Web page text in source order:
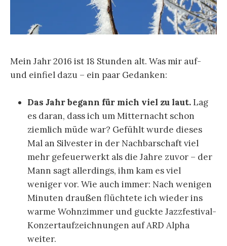
Mein Jahr 2016 ist 18 Stunden alt. Was mir auf-
und einfiel dazu – ein paar Gedanken:
Das Jahr begann für mich viel zu laut.Lag
es daran, dass ich um Mitternacht schon
ziemlich müde war? Gefühlt wurde dieses
Mal an Silvester in der Nachbarschaft viel
mehr gefeuerwerkt als die Jahre zuvor – der
Mann sagt allerdings, ihm kam es viel
weniger vor. Wie auch immer: Nach wenigen
Minuten draußen flüchtete ich wieder ins
warme Wohnzimmer und guckte Jazzfestival-
Konzertaufzeichnungen auf ARD Alpha
weiter.